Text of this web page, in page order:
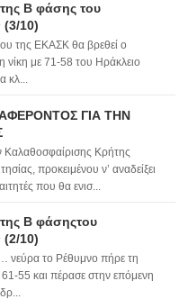
Β φάσης του
10)
της ΕΚΑΣΚ θα βρεθεί ο
νίκη με 71-58 του Ηράκλειο
κλ...
ΓΙΑ ΤΗΝ
Καλαθοσφαίρισης Κρήτης
προκειμένου ν’ αναδείξει
που θα ενισ...
Β φάσηςτου
10)
νεύρα το Ρέθυμνο πήρε τη
55 και πέρασε στην επόμενη